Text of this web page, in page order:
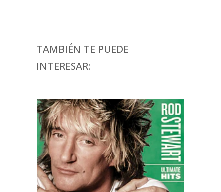
TAMBIÉN TE PUEDE
INTERESAR: